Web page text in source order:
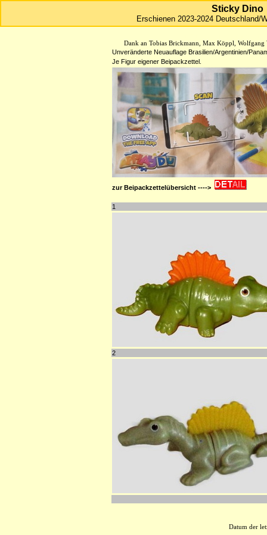
Sticky Dino
Erschienen 2023-2024 Deutschland/
Dank an Tobias Brickmann, Max Köppl,
Unveränderte Neuauflage Brasilien/Argentinien/
Je Figur eigener Beipackzettel.
zur Beipackzettelübersicht ---->
1
2
Datum der